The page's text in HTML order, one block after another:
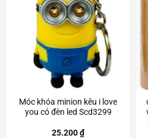
Móc khóa minion kêu i love
you có đèn led Scd3299
25.200₫